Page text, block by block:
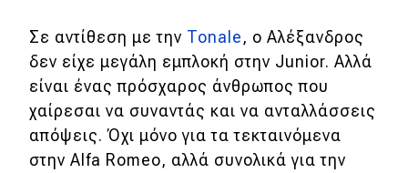
Σε αντίθεση με την Tonale, ο Αλέξανδρος
δεν είχε μεγάλη εμπλοκή στην Junior. Αλλά
είναι ένας πρόσχαρος άνθρωπος που
χαίρεσαι να συναντάς και να ανταλλάσσεις
απόψεις. Όχι μόνο για τα τεκταινόμενα
στην Alfa Romeo, αλλά συνολικά για την